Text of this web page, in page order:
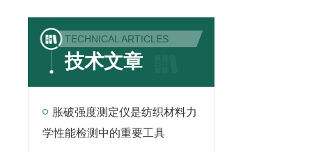
TECHNICAL ARTICLES
技术文章
胀破强度测定仪是纺织材料力
学性能检测中的重要工具